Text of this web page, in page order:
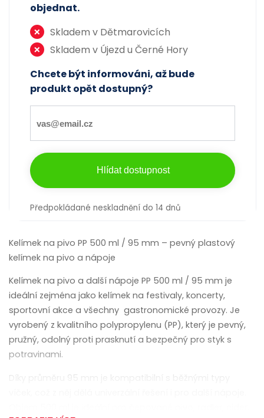
objednat.
Skladem v Dětmarovicích
Skladem v Újezd u Černé Hory
Chcete být informováni, až bude
produkt opět dostupný?
Hlídat dostupnost
Předpokládané neskladnění do 14 dnů
Kelímek na pivo PP 500 ml / 95 mm – pevný plastový
kelímek na pivo a nápoje
Kelímek na pivo a další nápoje PP 500 ml / 95 mm je
ideální zejména jako kelímek na festivaly, koncerty,
sportovní akce a všechny gastronomické provozy. Je
vyrobený z kvalitního polypropylenu (PP), který je pevný,
pružný, odolný proti prasknutí a bezpečný pro styk s
potravinami.
Díky průměru 95 mm je kompatibilní s běžnými typy